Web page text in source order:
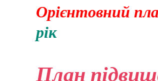
Орієнтовний
рік